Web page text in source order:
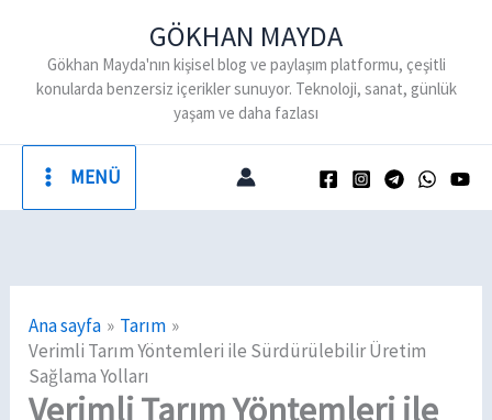
GÖKHAN MAYDA
Gökhan Mayda'nın kişisel blog ve paylaşım platformu, çeşitli
konularda benzersiz içerikler sunuyor. Teknoloji, sanat, günlük
yaşam ve daha fazlası
MENÜ
Ana sayfa
Tarım
Verimli Tarım Yöntemleri ile Sürdürülebilir Üretim
Sağlama Yolları
Verimli Tarım Yöntemleri ile